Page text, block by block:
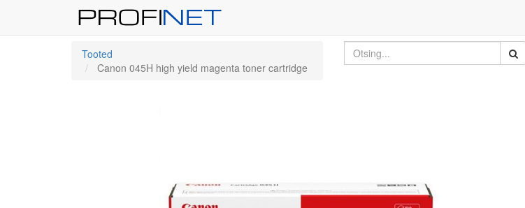
Tooted
Canon 045H high yield magenta toner cartridge